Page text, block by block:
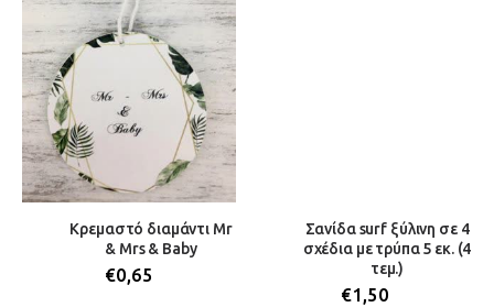
Κρεμαστό διαμάντι Mr
& Mrs & Baby
€0,65
Σανίδα surf ξύλινη σε 4
σχέδια με τρύπα 5 εκ. (4
τεμ.)
€1,50